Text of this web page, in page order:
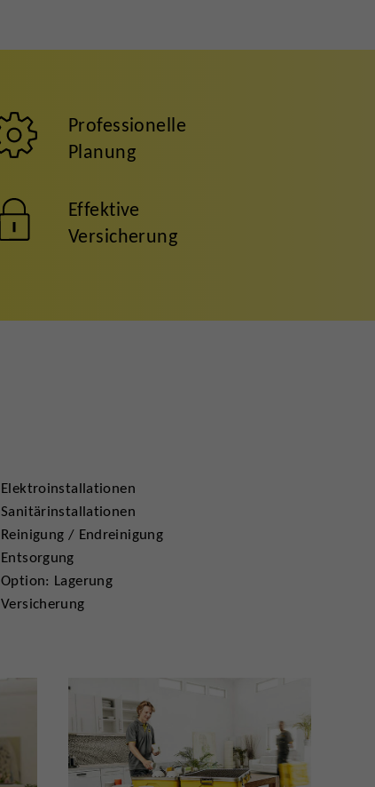
Professionelle
Planung
Effektive
Versicherung
Elektroinstallationen
Sanitärinstallationen
Reinigung / Endreinigung
Entsorgung
Option: Lagerung
Versicherung